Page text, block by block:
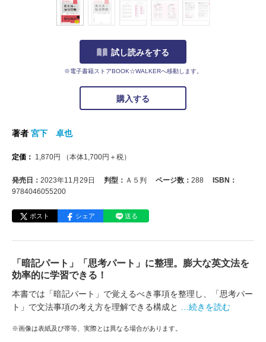
試し読みをする
※電子書籍ストアBOOK☆WALKERへ移動します。
購入する
著者 宮下 卓也
定価： 1,870円 （本体1,700円＋税）
発売日： 2023年11月29日 判型： Ａ５判 ページ数： 288
ISBN：
9784046055200
ポスト シェア 送る
「暗記パート」「思考パート」に整理。膨大な英文法を
効率的に学習できる！
本書では「暗記パート」で覚えるべき事項を整理し、「思考パー
ト」で文法事項の考え方を理解できる構成と
…続きを読む
※画像は表紙及び帯等、実際とは異なる場合があります。